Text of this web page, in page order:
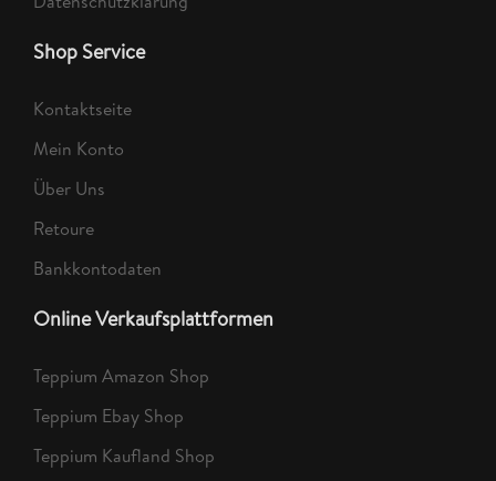
Shop Service
Kontaktseite
Mein Konto
Über Uns
Retoure
Bankkontodaten
Online Verkaufsplattformen
Teppium Amazon Shop
Teppium Ebay Shop
Teppium Kaufland Shop